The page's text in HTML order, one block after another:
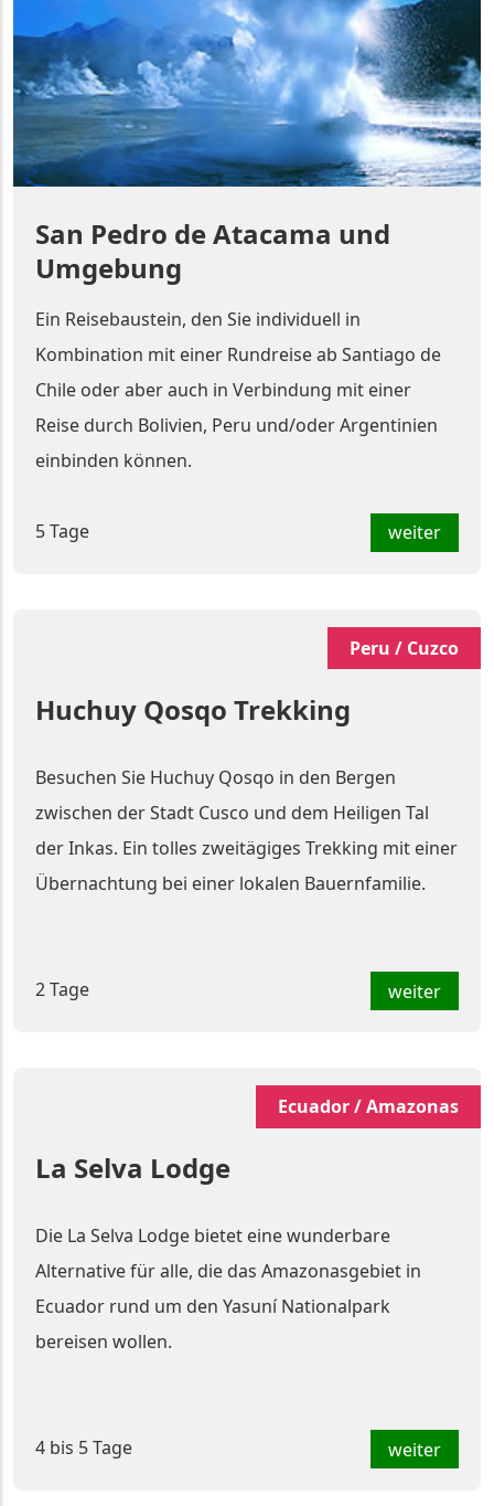
San Pedro de Atacama und
Umgebung
Ein Reisebaustein, den Sie individuell in
Kombination mit einer Rundreise ab Santiago de
Chile oder aber auch in Verbindung mit einer
Reise durch Bolivien, Peru und/oder Argentinien
einbinden können.
5 Tage weiter
Peru / Cuzco
Huchuy Qosqo Trekking
Besuchen Sie Huchuy Qosqo in den Bergen
zwischen der Stadt Cusco und dem Heiligen Tal
der Inkas. Ein tolles zweitägiges Trekking mit einer
Übernachtung bei einer lokalen Bauernfamilie.
2 Tage weiter
Ecuador / Amazonas
La Selva Lodge
Die La Selva Lodge bietet eine wunderbare
Alternative für alle, die das Amazonasgebiet in
Ecuador rund um den Yasuní Nationalpark
bereisen wollen.
4 bis 5 Tage weiter